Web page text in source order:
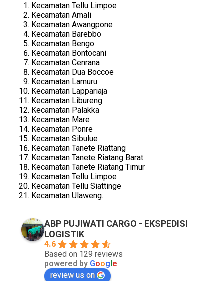
Kecamatan Tellu Limpoe
Kecamatan Amali
Kecamatan Awangpone
Kecamatan Barebbo
Kecamatan Bengo
Kecamatan Bontocani
Kecamatan Cenrana
Kecamatan Dua Boccoe
Kecamatan Lamuru
Kecamatan Lappariaja
Kecamatan Libureng
Kecamatan Palakka
Kecamatan Mare
Kecamatan Ponre
Kecamatan Sibulue
Kecamatan Tanete Riattang
Kecamatan Tanete Riatang Barat
Kecamatan Tanete Riatang Timur
Kecamatan Tellu Limpoe
Kecamatan Tellu Siattinge
Kecamatan Ulaweng.
ABP PUJIWATI CARGO - EKSPEDISI
LOGISTIK
4.6
Based on 129 reviews
powered by Google
review us on